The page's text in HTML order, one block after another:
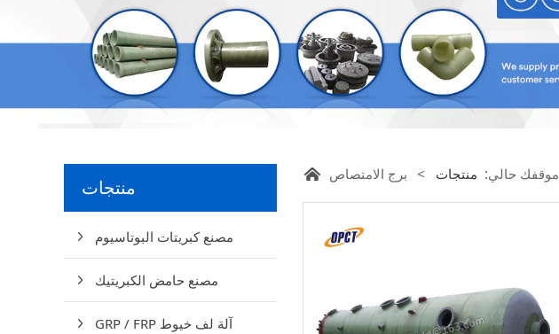
منتجات
مصنع كبريتات البوتاسيوم
مصنع حامض الكبريتيك
GRP / FRP آلة لف خيوط
موقفك حالي: منتجات >